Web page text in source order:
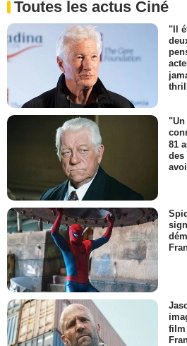
Toutes les actus Ciné
"Il
"Un
81
des
film